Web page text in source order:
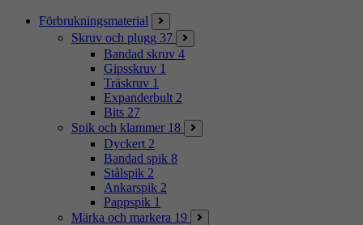
Förbrukningsmaterial
Skruv och plugg 37
Bandad skruv 4
Gipsskruv 1
Träskruv 1
Expanderbult 2
Bits 27
Spik och klammer 18
Dyckert 2
Bandad spik 8
Stålspik 2
Ankarspik 2
Pappspik 1
Märka och markera 19